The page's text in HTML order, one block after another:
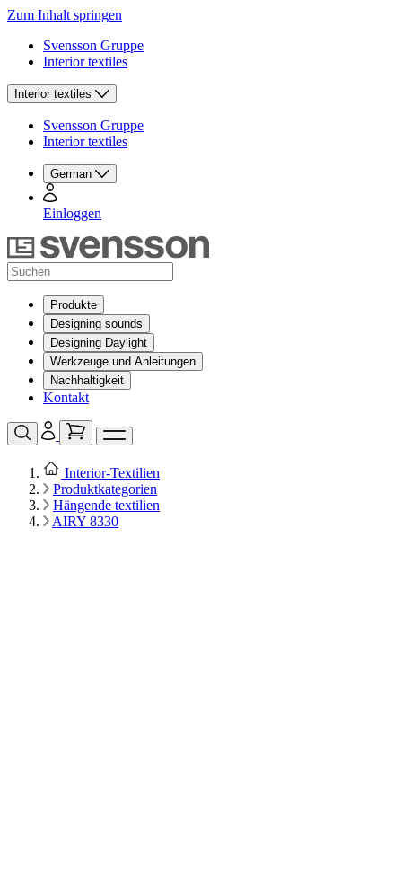
Zum Inhalt springen
Svensson Gruppe
Interior textiles
Interior textiles
Svensson Gruppe
Interior textiles
German
Einloggen
Produkte
Designing sounds
Designing Daylight
Werkzeuge und Anleitungen
Nachhaltigkeit
Kontakt
Interior‑Textilien
Produktkategorien
Hängende textilien
AIRY 8330